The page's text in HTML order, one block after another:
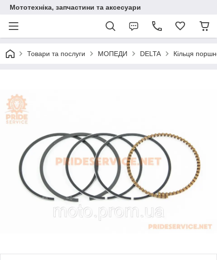
Мототехніка, запчастини та аксесуари
Товари та послуги МОПЕДИ DELTA Кільця